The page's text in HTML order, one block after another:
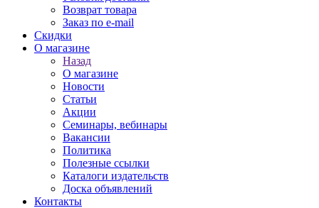
Возврат товара
Заказ по e-mail
Скидки
О магазине
Назад
О магазине
Новости
Статьи
Акции
Семинары, вебинары
Вакансии
Политика
Полезные ссылки
Каталоги издательств
Доска объявлений
Контакты